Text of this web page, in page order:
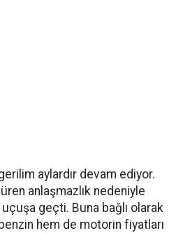
aylardır devam ediyor.
anlaşmazlık nedeniyle
geçti. Buna bağlı olarak
hem de motorin fiyatları